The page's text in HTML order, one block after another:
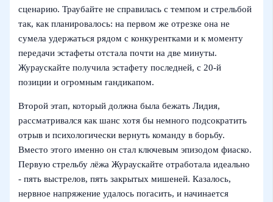
сценарию. Траубайте не справилась с темпом и стрельбой
так, как планировалось: на первом же отрезке она не
сумела удержаться рядом с конкурентками и к моменту
передачи эстафеты отстала почти на две минуты.
Жураускайте получила эстафету последней, с 20-й
позиции и огромным гандикапом.
Второй этап, который должна была бежать Лидия,
рассматривался как шанс хотя бы немного подсократить
отрыв и психологически вернуть команду в борьбу.
Вместо этого именно он стал ключевым эпизодом фиаско.
Первую стрельбу лёжа Жураускайте отработала идеально
- пять выстрелов, пять закрытых мишеней. Казалось,
нервное напряжение удалось погасить, и начинается